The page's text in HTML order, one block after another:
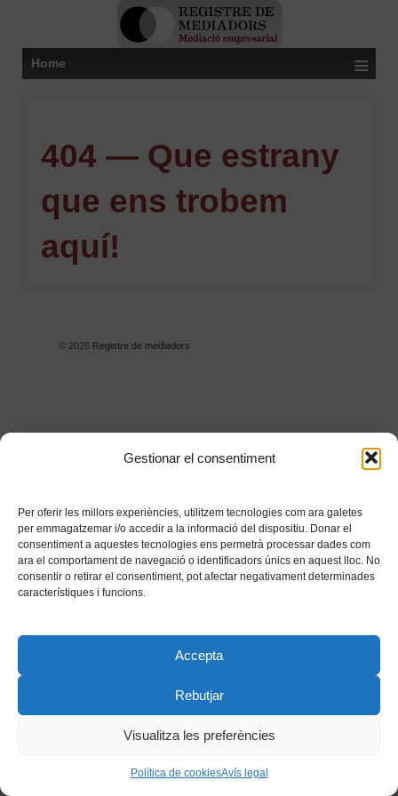
Gestionar el consentiment
Per oferir les millors experiències, utilitzem tecnologies com ara galetes
per emmagatzemar i/o accedir a la informació del dispositiu. Donar el
consentiment a aquestes tecnologies ens permetrà processar dades com
ara el comportament de navegació o identificadors únics en aquest lloc. No
consentir o retirar el consentiment, pot afectar negativament determinades
característiques i funcions.
Accepta
Rebutjar
Visualitza les preferències
Política de cookiesAvís legal
Home ≡
404 — Que estrany
que ens trobem
aquí!
© 2026Registre de mediadors